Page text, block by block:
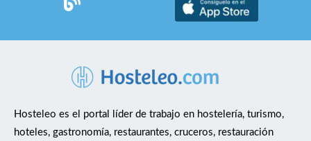
Hosteleo es el portal líder de trabajo en hostelería, turismo,
hoteles, gastronomía, restaurantes, cruceros, restauración